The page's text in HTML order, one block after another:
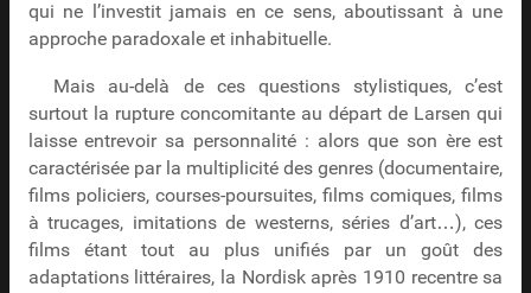
qui ne l’investit jamais en ce sens, aboutissant à une
approche paradoxale et inhabituelle.
Mais au-delà de ces questions stylistiques, c’est
surtout la rupture concomitante au départ de Larsen qui
laisse entrevoir sa personnalité : alors que son ère est
caractérisée par la multiplicité des genres (documentaire,
films policiers, courses-poursuites, films comiques, films
à trucages, imitations de westerns, séries d’art…), ces
films étant tout au plus unifiés par un goût des
adaptations littéraires, la Nordisk après 1910 recentre sa